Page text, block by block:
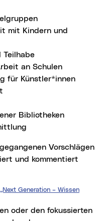
mit Kindern und
an Schulen
für Künstler*innen
Bibliotheken
Vorschlägen
und kommentiert
Generation – Wissen
oder den fokussierten